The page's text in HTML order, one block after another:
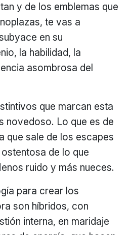
y de los emblemas que
te vas a
en su
la habilidad, la
asombrosa del
que marcan esta
novedoso. Lo que es de
que sale de los escapes
de lo que
ruido y más nueces.
para crear los
son híbridos, con
interna, en maridaje